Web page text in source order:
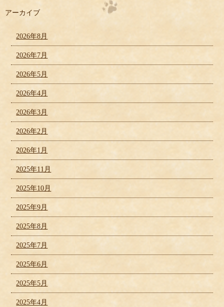
アーカイブ
2026年8月
2026年7月
2026年5月
2026年4月
2026年3月
2026年2月
2026年1月
2025年11月
2025年10月
2025年9月
2025年8月
2025年7月
2025年6月
2025年5月
2025年4月